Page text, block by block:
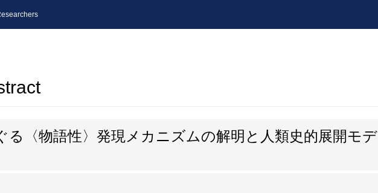
る〈物語性〉発現メカニズムの解明と人類史的展開モデ